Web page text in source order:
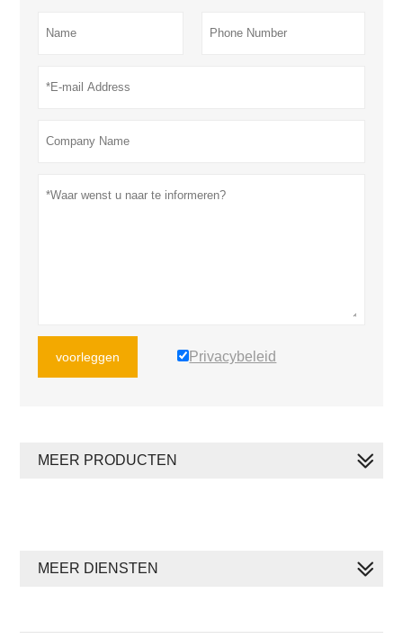
voorleggen Privacybeleid
MEER PRODUCTEN
MEER DIENSTEN